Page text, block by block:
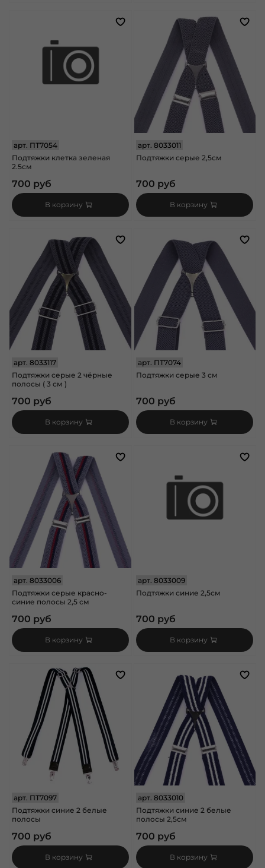
арт. ПТ7054
Подтяжки клетка зеленая
2.5см
700 руб
В корзину
арт.8033011
Подтяжки серые 2,5см
700 руб
В корзину
арт. 8033117
Подтяжки серые 2 чёрные
полосы ( 3 см )
700 руб
В корзину
арт. ПТ7074
Подтяжки серые 3 см
700 руб
В корзину
арт. 8033006
Подтяжки серые красно-
синие полосы 2,5 см
700 руб
В корзину
арт.8033009
Подтяжки синие 2,5см
700 руб
В корзину
арт. ПТ7097
Подтяжки синие 2 белые
полосы
700 руб
В корзину
арт.8033010
Подтяжки синие 2 белые
полосы 2,5см
700 руб
В корзину